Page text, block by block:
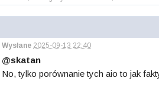
Wysłane 2025-09-13 22:40
@skatan
No, tylko porównanie tych aio to jak